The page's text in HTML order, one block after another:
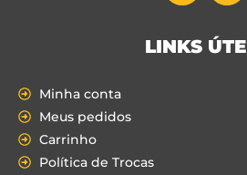
LINKS
Minha conta
Meus pedidos
Carrinho
Política de Trocas